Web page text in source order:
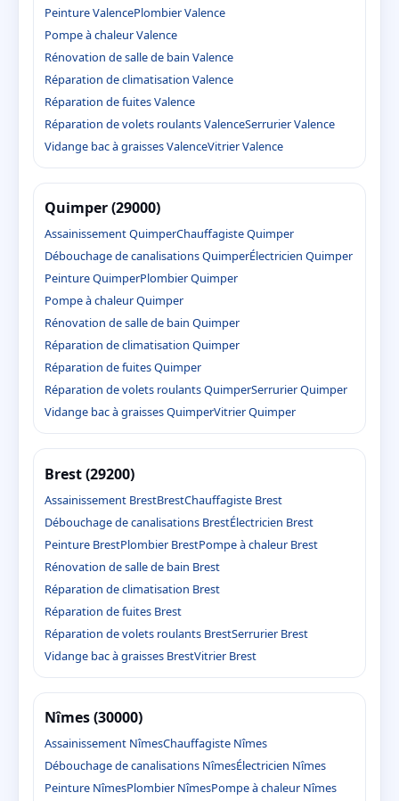
Peinture ValencePlombier Valence
Pompe à chaleur Valence
Rénovation de salle de bain Valence
Réparation de climatisation Valence
Réparation de fuites Valence
Réparation de volets roulants ValenceSerrurier Valence
Vidange bac à graisses ValenceVitrier Valence
Quimper (29000)
Assainissement QuimperChauffagiste Quimper
Débouchage de canalisations QuimperÉlectricien Quimper
Peinture QuimperPlombier Quimper
Pompe à chaleur Quimper
Rénovation de salle de bain Quimper
Réparation de climatisation Quimper
Réparation de fuites Quimper
Réparation de volets roulants QuimperSerrurier Quimper
Vidange bac à graisses QuimperVitrier Quimper
Brest (29200)
Assainissement BrestBrestChauffagiste Brest
Débouchage de canalisations BrestÉlectricien Brest
Peinture BrestPlombier BrestPompe à chaleur Brest
Rénovation de salle de bain Brest
Réparation de climatisation Brest
Réparation de fuites Brest
Réparation de volets roulants BrestSerrurier Brest
Vidange bac à graisses BrestVitrier Brest
Nîmes (30000)
Assainissement NîmesChauffagiste Nîmes
Débouchage de canalisations NîmesÉlectricien Nîmes
Peinture NîmesPlombier NîmesPompe à chaleur Nîmes